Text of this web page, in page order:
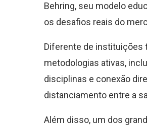
Behring, seu modelo
os desafios reais do
Diferente de instituições
metodologias ativas,
disciplinas e conexão
distanciamento entre a
Além disso, um dos